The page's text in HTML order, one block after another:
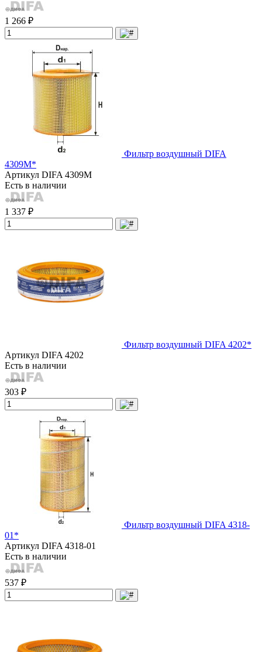
1 266 ₽
Фильтр воздушный DIFA
4309М*
Артикул DIFA 4309М
Есть в наличии
1 337 ₽
Фильтр воздушный DIFA 4202*
Артикул DIFA 4202
Есть в наличии
303 ₽
Фильтр воздушный DIFA 4318-
01*
Артикул DIFA 4318-01
Есть в наличии
537 ₽